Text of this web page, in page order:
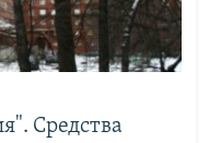
Средства